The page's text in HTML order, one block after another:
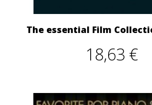
The essential Film
18,63 €